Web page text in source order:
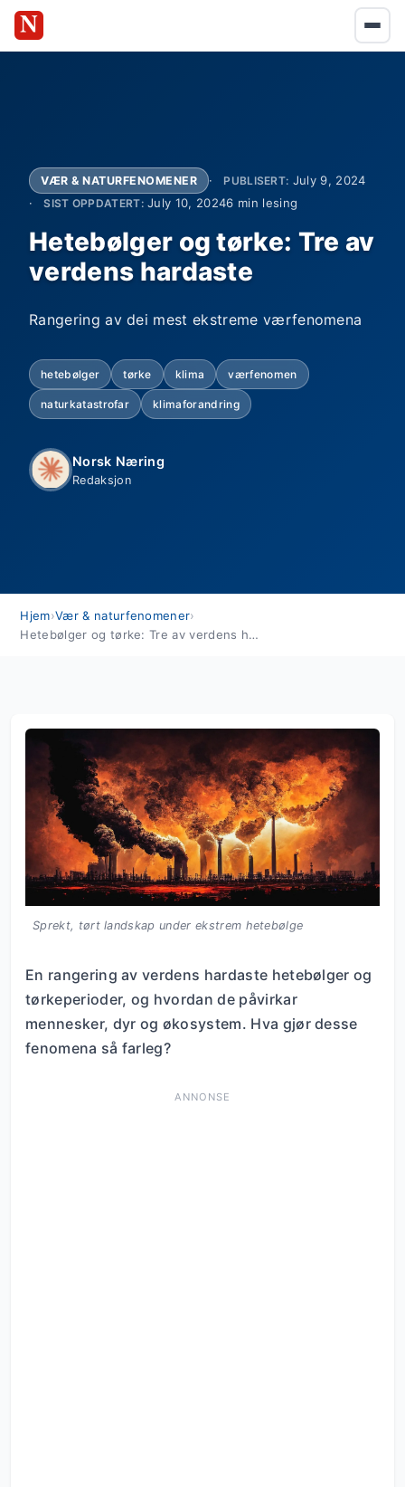
VÆR & NATURFENOMENER PUBLISERT: July 9, 2024
SIST OPPDATERT:July 10, 20246 min lesing
Hetebølger og tørke: Tre av
verdens hardaste
Rangering av dei mest ekstreme værfenomena
hetebølger tørke klima værfenomen
naturkatastrofar klimaforandring
Norsk Næring
Redaksjon
Hjem›Vær & naturfenomener›
Hetebølger og tørke: Tre av verdens hardaste
Sprekt, tørt landskap under ekstrem hetebølge
En rangering av verdens hardaste hetebølger og
tørkeperioder, og hvordan de påvirkar
mennesker, dyr og økosystem. Hva gjør desse
fenomena så farleg?
ANNONSE